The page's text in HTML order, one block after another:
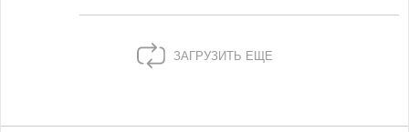
ЗАГРУЗИТЬ ЕЩЕ